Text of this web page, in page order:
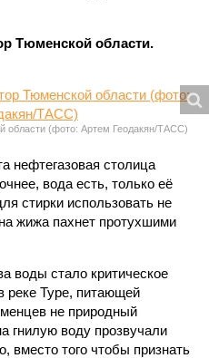
Тюменской области.
области (фото: Артем Геодакян/ТАСС)
нефтегазовая столица
вода есть, только её
стирки использовать не
жижа пахнет протухшими
воды стало критическое
реке Туре, питающей
не природный
гнилую воду прозвучали
вместо того чтобы признать